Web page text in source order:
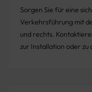
Sorgen Sie für eine
Verkehrsführung mit
und rechts.
zur Installation oder